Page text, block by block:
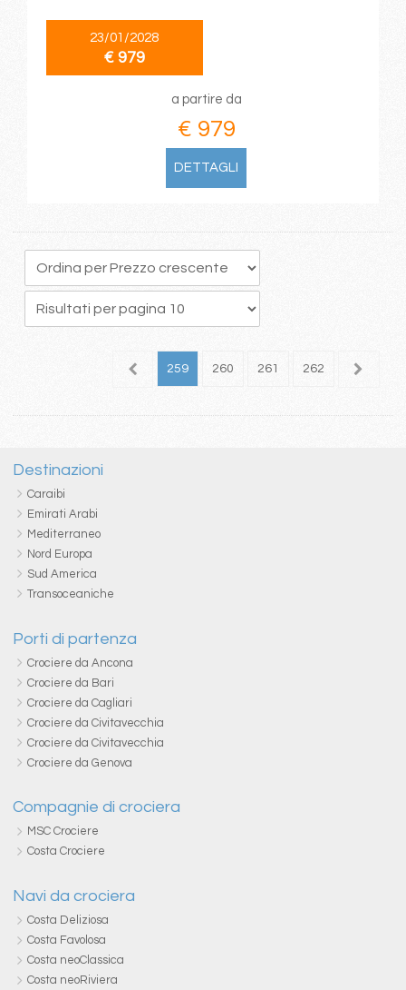
23/01/2028
€ 979
a partire da
€ 979
DETTAGLI
258 259 260 261 262 263
Destinazioni
Caraibi
Emirati Arabi
Mediterraneo
Nord Europa
Sud America
Transoceaniche
Porti di partenza
Crociere da Ancona
Crociere da Bari
Crociere da Cagliari
Crociere da Civitavecchia
Crociere da Civitavecchia
Crociere da Genova
Compagnie di crociera
MSC Crociere
Costa Crociere
Navi da crociera
Costa Deliziosa
Costa Favolosa
Costa neoClassica
Costa neoRiviera